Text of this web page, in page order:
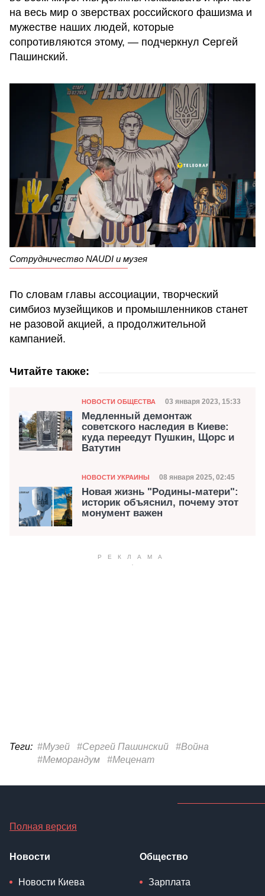
на весь мир о зверствах российского фашизма и
мужестве наших людей, которые
сопротивляются этому, — подчеркнул Сергей
Пашинский.
Сотрудничество NAUDI и музея
По словам главы ассоциации, творческий
симбиоз музейщиков и промышленников станет
не разовой акцией, а продолжительной
кампанией.
Читайте также:
Категория
НОВОСТИ ОБЩЕСТВА Дата публикации
03 января 2023, 15:33
Медленный демонтаж
советского наследия в Киеве:
куда переедут Пушкин, Щорс и
Ватутин
Категория
НОВОСТИ УКРАИНЫ Дата публикации
08 января 2025, 02:45
Новая жизнь "Родины-матери":
историк объяснил, почему этот
монумент важен
Теги: #Музей #Сергей Пашинский
#Война
#Меморандум
#Меценат
Полная версия
Новости
Новости Киева
Общество
Зарплата